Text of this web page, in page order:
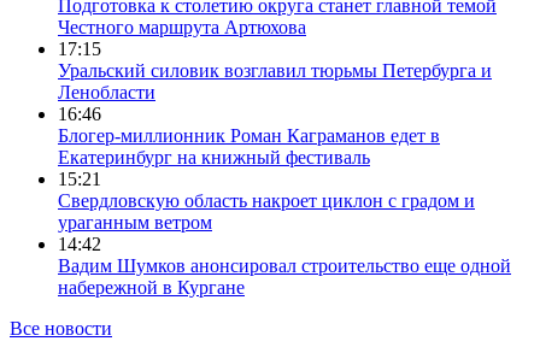
Подготовка к столетию округа станет главной темой
Честного маршрута Артюхова
17:15
Уральский силовик возглавил тюрьмы Петербурга и
Ленобласти
16:46
Блогер-миллионник Роман Каграманов едет в
Екатеринбург на книжный фестиваль
15:21
Свердловскую область накроет циклон с градом и
ураганным ветром
14:42
Вадим Шумков анонсировал строительство еще одной
набережной в Кургане
Все новости